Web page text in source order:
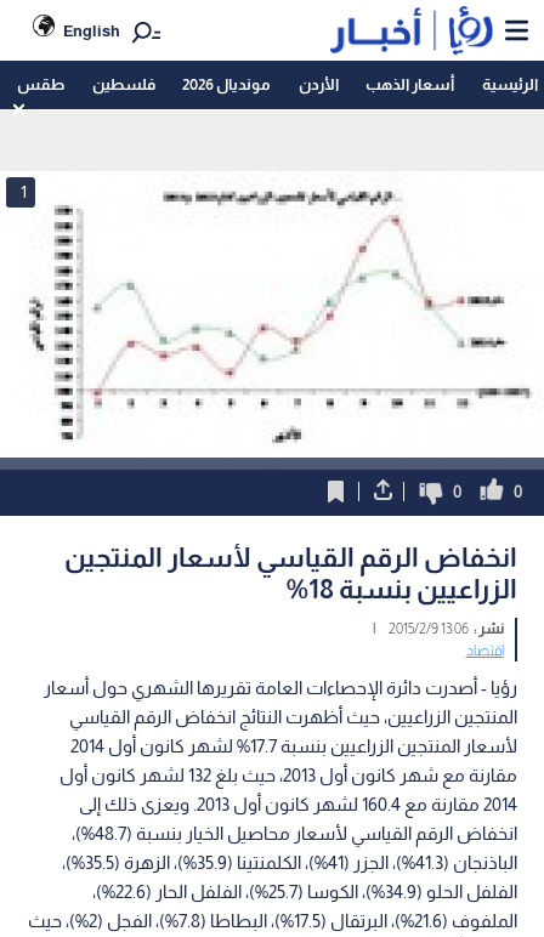
English
الرئيسية أسعار الذهب الأردن مونديال 2026 فلسطين طقس
1
0
0
انخفاض الرقم القياسي لأسعار المنتجين
الزراعيين بنسبة 18%
نشر :13:06 2015/2/9
|
اقتصاد
رؤيا - أصدرت دائرة الإحصاءات العامة تقريرها الشهري حول أسعار
المنتجين الزراعيين، حيث أظهرت النتائج انخفاض الرقم القياسي
لأسعار المنتجين الزراعيين بنسبة 17.7% لشهر كانون أول 2014
مقارنة مع شهر كانون أول 2013، حيث بلغ 132 لشهر كانون أول
2014 مقارنة مع 160.4 لشهر كانون أول 2013. ويعزى ذلك إلى
انخفاض الرقم القياسي لأسعار محاصيل الخيار بنسبة (48.7%)،
الباذنجان (41.3%)، الجزر (41%)، الكلمنتينا (35.9%)، الزهرة (35.5%)،
الفلفل الحلو (34.9%)، الكوسا (25.7%)، الفلفل الحار (22.6%)،
الملفوف (21.6%)، البرتقال (17.5%)، البطاطا (7.8%)، الفجل (2%)، حيث